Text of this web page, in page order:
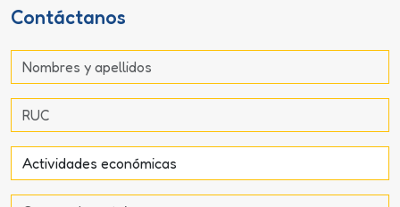
Contáctanos